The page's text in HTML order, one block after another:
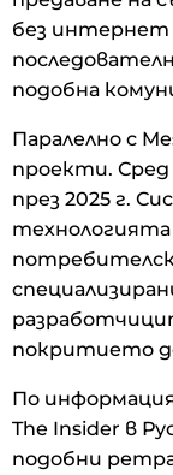
без интернет
подобна
Паралелно с
проекти. Сред
през 2025 г.
технологията
покритието
По
The Insider в
подобни